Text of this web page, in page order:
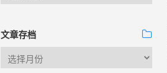
文章存档